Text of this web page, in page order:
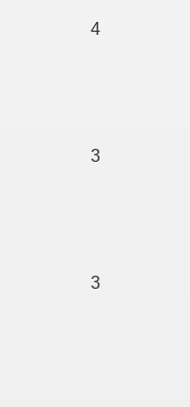
4
3
3